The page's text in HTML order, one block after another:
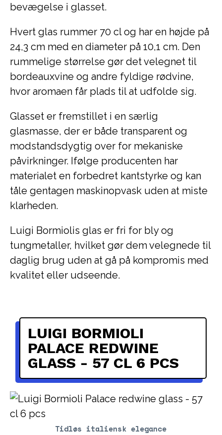
bevægelse i glasset.
Hvert glas rummer 70 cl og har en højde på
24,3 cm med en diameter på 10,1 cm. Den
rummelige størrelse gør det velegnet til
bordeauxvine og andre fyldige rødvine,
hvor aromaen får plads til at udfolde sig.
Glasset er fremstillet i en særlig
glasmasse, der er både transparent og
modstandsdygtig over for mekaniske
påvirkninger. Ifølge producenten har
materialet en forbedret kantstyrke og kan
tåle gentagen maskinopvask uden at miste
klarheden.
Luigi Bormiolis glas er fri for bly og
tungmetaller, hvilket gør dem velegnede til
daglig brug uden at gå på kompromis med
kvalitet eller udseende.
Tidløs italiensk elegance
LUIGI BORMIOLI
PALACE REDWINE
GLASS - 57 CL 6 PCS